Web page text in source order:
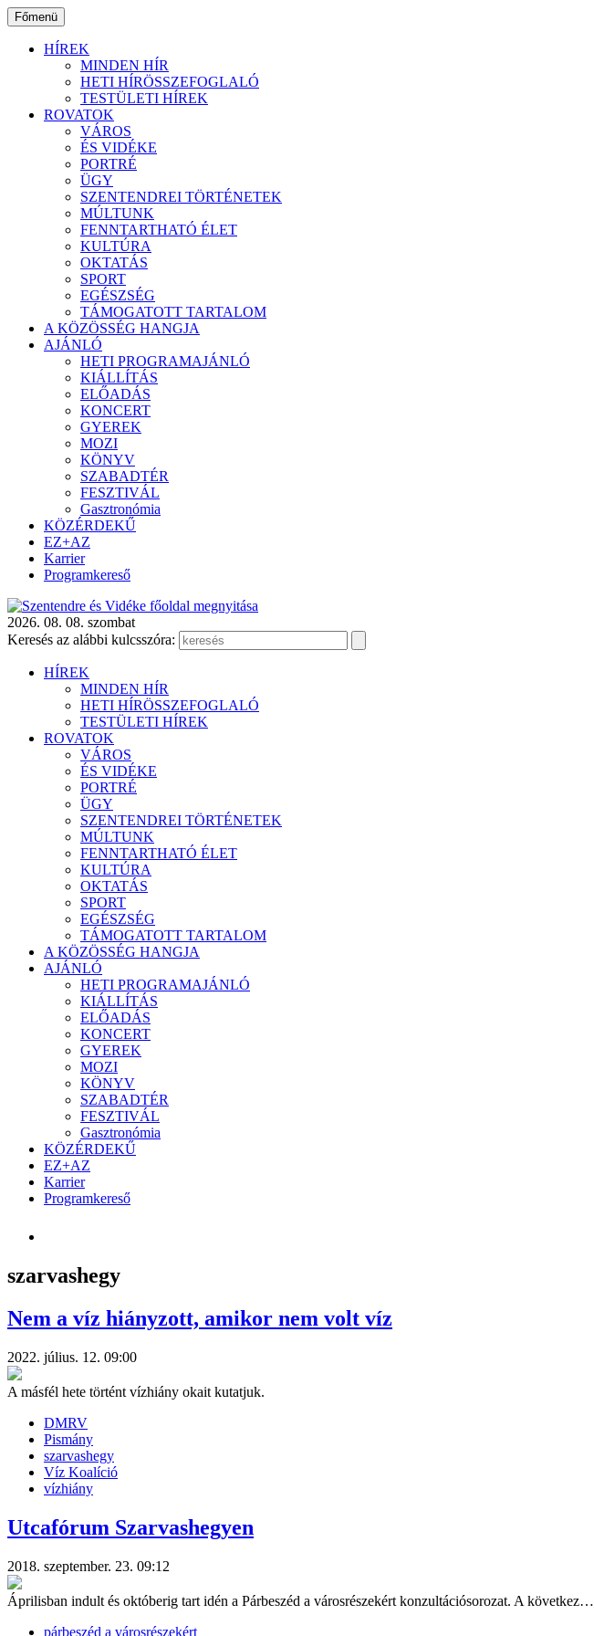
Ugrás
a
tartalomhoz
Főmenü
HÍREK
MINDEN HÍR
HETI HÍRÖSSZEFOGLALÓ
TESTÜLETI HÍREK
ROVATOK
VÁROS
ÉS VIDÉKE
PORTRÉ
ÜGY
SZENTENDREI TÖRTÉNETEK
MÚLTUNK
FENNTARTHATÓ ÉLET
KULTÚRA
OKTATÁS
SPORT
EGÉSZSÉG
TÁMOGATOTT TARTALOM
A KÖZÖSSÉG HANGJA
AJÁNLÓ
HETI PROGRAMAJÁNLÓ
KIÁLLÍTÁS
ELŐADÁS
KONCERT
GYEREK
MOZI
KÖNYV
SZABADTÉR
FESZTIVÁL
Gasztronómia
KÖZÉRDEKŰ
EZ+AZ
Karrier
Programkereső
2026. 08. 08. szombat
Keresés az alábbi kulcsszóra:
HÍREK
MINDEN HÍR
HETI HÍRÖSSZEFOGLALÓ
TESTÜLETI HÍREK
ROVATOK
VÁROS
ÉS VIDÉKE
PORTRÉ
ÜGY
SZENTENDREI TÖRTÉNETEK
MÚLTUNK
FENNTARTHATÓ ÉLET
KULTÚRA
OKTATÁS
SPORT
EGÉSZSÉG
TÁMOGATOTT TARTALOM
A KÖZÖSSÉG HANGJA
AJÁNLÓ
HETI PROGRAMAJÁNLÓ
KIÁLLÍTÁS
ELŐADÁS
KONCERT
GYEREK
MOZI
KÖNYV
SZABADTÉR
FESZTIVÁL
Gasztronómia
KÖZÉRDEKŰ
EZ+AZ
Karrier
Programkereső
szarvashegy
Nem a víz hiányzott, amikor nem volt víz
2022. július. 12. 09:00
A másfél hete történt vízhiány okait kutatjuk.
DMRV
Pismány
szarvashegy
Víz Koalíció
vízhiány
Utcafórum Szarvashegyen
2018. szeptember. 23. 09:12
Áprilisban indult és októberig tart idén a Párbeszéd a városrészekért konzultációsorozat. A következ…
párbeszéd a városrészekért